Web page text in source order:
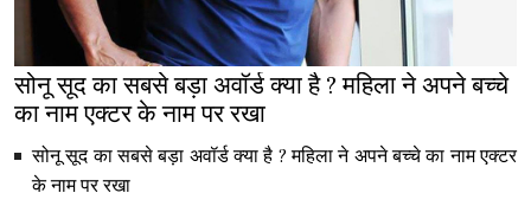
सोनू सूद का सबसे बड़ा अवॉर्ड क्या है ? महिला ने अपने बच्चे
का नाम एक्टर के नाम पर रखा
सोनू सूद का सबसे बड़ा अवॉर्ड क्या है ? महिला ने अपने बच्चे का नाम एक्टर
के नाम पर रखा